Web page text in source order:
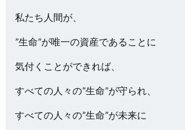
私たち人間が、
”生命”が唯一の資産であることに
気付くことができれば、
すべての人々の”生命”が守られ、
すべての人々の”生命”が未来に